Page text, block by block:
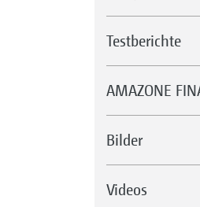
Testberichte
AMAZONE
Bilder
Videos